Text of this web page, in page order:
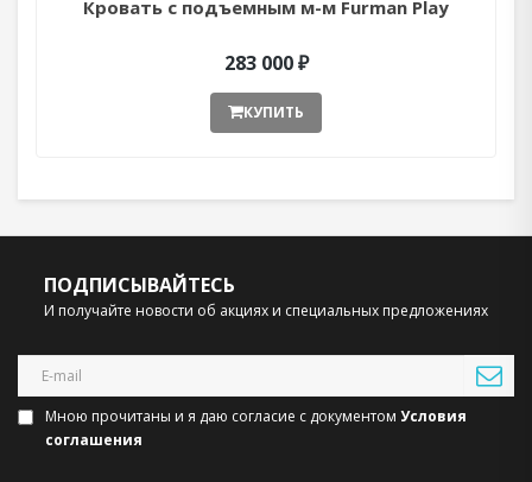
Кровать с подъемным м-м Furman Play
283 000 ₽
КУПИТЬ
ПОДПИСЫВАЙТЕСЬ
И получайте новости об акциях и специальных предложениях
Мною прочитаны и я даю согласие с документом Условия
соглашения